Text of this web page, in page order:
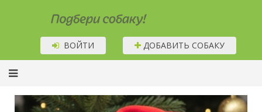
Подбери собаку!
ВОЙТИ ДОБАВИТЬ СОБАКУ